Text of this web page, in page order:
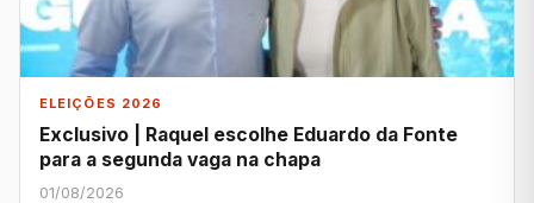
ELEIÇÕES 2026
Exclusivo | Raquel escolhe Eduardo da Fonte
para a segunda vaga na chapa
01/08/2026